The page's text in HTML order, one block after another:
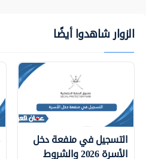
الزوار شاهدوا أيضًا
التسجيل في منفعة دخل
الأسرة 2026 والشروط